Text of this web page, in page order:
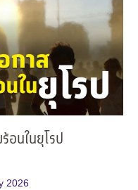
อนในยุโรป
2026